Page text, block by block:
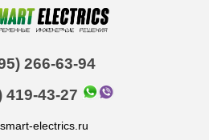
266-63-94
419-43-27
electrics.ru